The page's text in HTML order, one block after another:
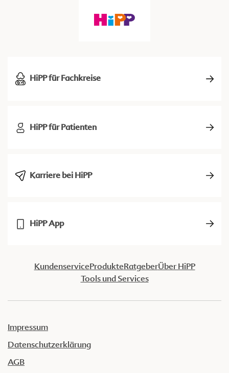
HiPP für Fachkreise
HiPP für Patienten
Karriere bei HiPP
HiPP App
KundenserviceProdukteRatgeberÜber HiPP
Tools und Services
Impressum
Datenschutzerklärung
AGB